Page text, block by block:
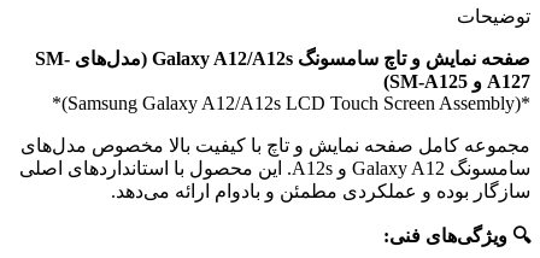
توضیحات
صفحه نمایش و تاچ سامسونگ Galaxy A12/A12s (مدل‌های SM-
A127 و SM-A125)
*(Samsung Galaxy A12/A12s LCD Touch Screen Assembly)*
مجموعه کامل صفحه نمایش و تاچ با کیفیت بالا مخصوص مدل‌های
سامسونگ Galaxy A12 و A12s. این محصول با استانداردهای اصلی
سازگار بوده و عملکردی مطمئن و بادوام ارائه می‌دهد.
🔍 ویژگی‌های فنی: